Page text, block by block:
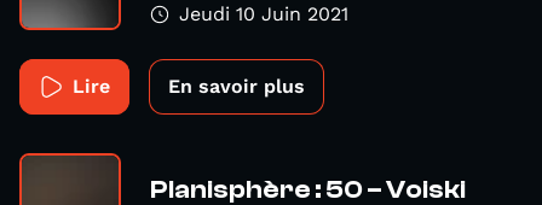
Jeudi 10 Juin 2021
Lire En savoir plus
Planisphère : 50 – Voiski